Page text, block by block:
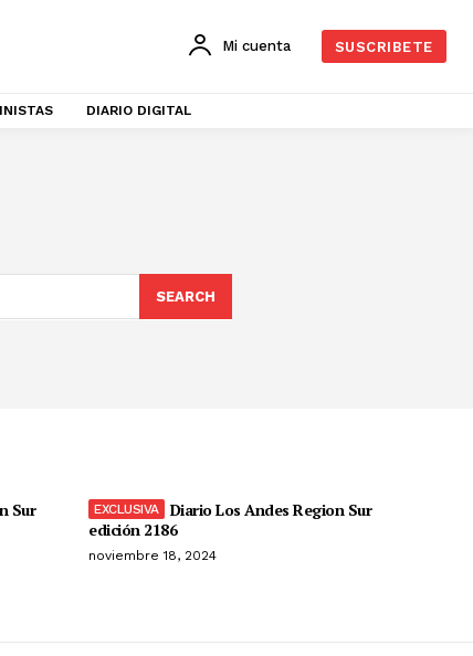
Mi cuenta SUSCRIBETE
DIARIO DIGITAL
SEARCH
Sur
Diario Los Andes Region Sur
edición 2186
noviembre 18, 2024